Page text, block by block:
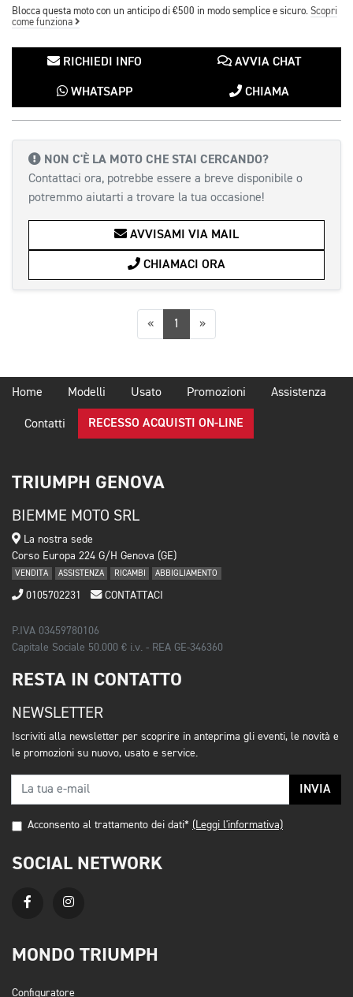
Blocca questa moto con un anticipo di €500 in modo semplice e sicuro. Scopri
come funziona
RICHIEDI INFO AVVIA CHAT
WHATSAPP CHIAMA
NON C'È LA MOTO CHE STAI CERCANDO?
Contattaci ora, potrebbe essere a breve disponibile o
potremmo aiutarti a trovare la tua occasione!
AVVISAMI VIA MAIL
CHIAMACI ORA
«Precedente
1 »Successiva
Home Modelli Usato Promozioni Assistenza
Contatti RECESSO ACQUISTI ON-LINE
TRIUMPH GENOVA
BIEMME MOTO SRL
La nostra sede
Corso Europa 224 G/H Genova (GE)
VENDITA ASSISTENZA RICAMBI ABBIGLIAMENTO
0105702231 CONTATTACI
P.IVA 03459780106
Capitale Sociale 50.000 € i.v. - REA GE-346360
RESTA IN CONTATTO
NEWSLETTER
Iscriviti alla newsletter per scoprire in anteprima gli eventi, le novità e
le promozioni su nuovo, usato e service.
INVIA
Acconsento al trattamento dei dati* (Leggi l'informativa)
SOCIAL NETWORK
MONDO TRIUMPH
Configuratore